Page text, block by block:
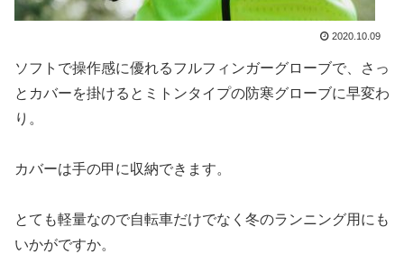
2020.10.09
ソフトで操作感に優れるフルフィンガーグローブで、さっ
とカバーを掛けるとミトンタイプの防寒グローブに早変わ
り。
カバーは手の甲に収納できます。
とても軽量なので自転車だけでなく冬のランニング用にも
いかがですか。